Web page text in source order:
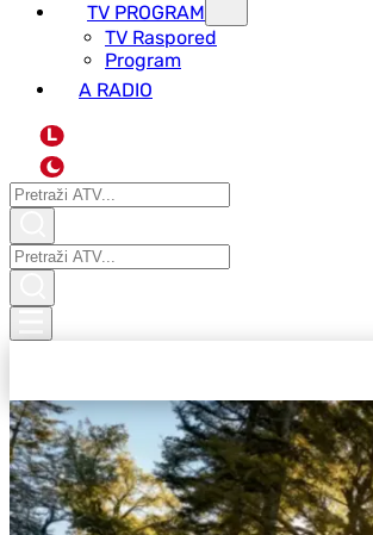
TV PROGRAM
ТV Raspored
Program
A RADIO
L